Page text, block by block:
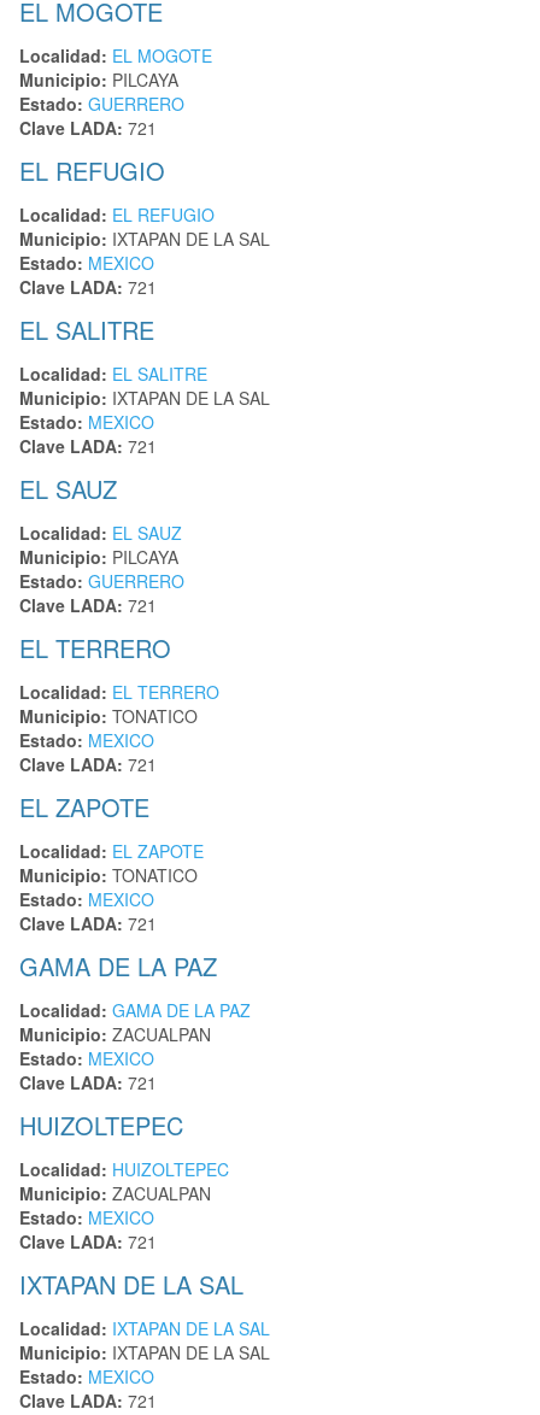
EL MOGOTE
Localidad: EL MOGOTE
Municipio: PILCAYA
Estado: GUERRERO
Clave LADA: 721
EL REFUGIO
Localidad: EL REFUGIO
Municipio: IXTAPAN DE LA SAL
Estado: MEXICO
Clave LADA: 721
EL SALITRE
Localidad: EL SALITRE
Municipio: IXTAPAN DE LA SAL
Estado: MEXICO
Clave LADA: 721
EL SAUZ
Localidad: EL SAUZ
Municipio: PILCAYA
Estado: GUERRERO
Clave LADA: 721
EL TERRERO
Localidad: EL TERRERO
Municipio: TONATICO
Estado: MEXICO
Clave LADA: 721
EL ZAPOTE
Localidad: EL ZAPOTE
Municipio: TONATICO
Estado: MEXICO
Clave LADA: 721
GAMA DE LA PAZ
Localidad: GAMA DE LA PAZ
Municipio: ZACUALPAN
Estado: MEXICO
Clave LADA: 721
HUIZOLTEPEC
Localidad: HUIZOLTEPEC
Municipio: ZACUALPAN
Estado: MEXICO
Clave LADA: 721
IXTAPAN DE LA SAL
Localidad: IXTAPAN DE LA SAL
Municipio: IXTAPAN DE LA SAL
Estado: MEXICO
Clave LADA: 721